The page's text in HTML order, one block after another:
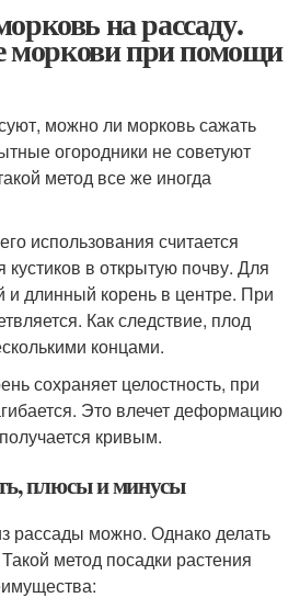
на рассаду.
при помощи
можно ли морковь сажать
огородники не советуют
метод все же иногда
использования считается
в открытую почву. Для
и длинный корень в центре. При
Как следствие, плод
концами.
сохраняет целостность, при
Это влечет деформацию
кривым.
плюсы и минусы
рассады можно. Однако делать
метод посадки растения